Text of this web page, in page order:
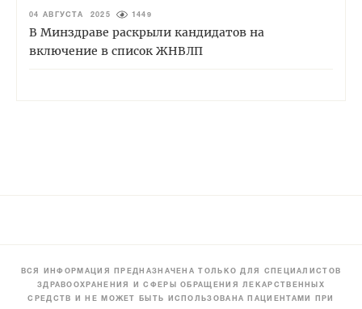
04 АВГУСТА 2025 1449
В Минздраве раскрыли кандидатов на
включение в список ЖНВЛП
ВСЯ ИНФОРМАЦИЯ ПРЕДНАЗНАЧЕНА ТОЛЬКО ДЛЯ СПЕЦИАЛИСТОВ
ЗДРАВООХРАНЕНИЯ И СФЕРЫ ОБРАЩЕНИЯ ЛЕКАРСТВЕННЫХ
СРЕДСТВ И НЕ МОЖЕТ БЫТЬ ИСПОЛЬЗОВАНА ПАЦИЕНТАМИ ПРИ